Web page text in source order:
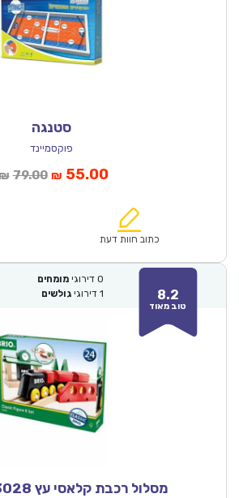
סטנגה
פוקסמיינד
79.00המחיר
₪79.00.
₪ 55.00המחיר
הוא:
כתוב חוות דעת
8.2
טוב מאוד
0 דירוגי מומחים
1 דירוגי גולשים
מסלול רכבת קלאסי עץ 33028 (BRIO)